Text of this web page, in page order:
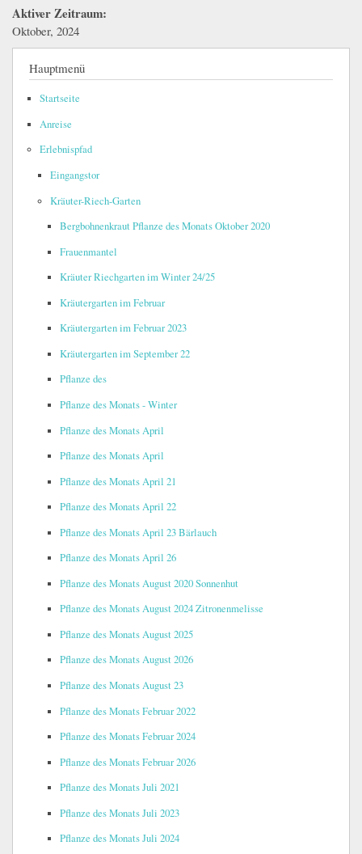
Aktiver Zeitraum:
Oktober, 2024
Hauptmenü
Startseite
Anreise
Erlebnispfad
Eingangstor
Kräuter-Riech-Garten
Bergbohnenkraut Pflanze des Monats Oktober 2020
Frauenmantel
Kräuter Riechgarten im Winter 24/25
Kräutergarten im Februar
Kräutergarten im Februar 2023
Kräutergarten im September 22
Pflanze des
Pflanze des Monats - Winter
Pflanze des Monats April
Pflanze des Monats April
Pflanze des Monats April 21
Pflanze des Monats April 22
Pflanze des Monats April 23 Bärlauch
Pflanze des Monats April 26
Pflanze des Monats August 2020 Sonnenhut
Pflanze des Monats August 2024 Zitronenmelisse
Pflanze des Monats August 2025
Pflanze des Monats August 2026
Pflanze des Monats August 23
Pflanze des Monats Februar 2022
Pflanze des Monats Februar 2024
Pflanze des Monats Februar 2026
Pflanze des Monats Juli 2021
Pflanze des Monats Juli 2023
Pflanze des Monats Juli 2024